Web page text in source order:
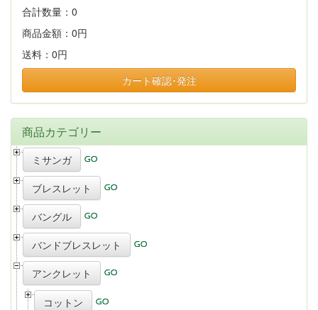
合計数量： 0
商品金額： 0円
送料： 0円
カート確認･発注
商品カテゴリー
ミサンガ
ブレスレット
バングル
バンドブレスレット
アンクレット
コットン